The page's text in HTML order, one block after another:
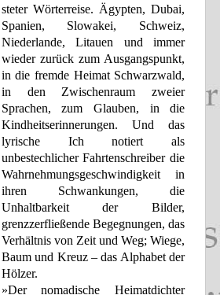
steter Wörterreise. Ägypten, Dubai,
Spanien, Slowakei, Schweiz,
Niederlande, Litauen und immer
wieder zurück zum Ausgangspunkt,
in die fremde Heimat Schwarzwald,
in den Zwischenraum zweier
Sprachen, zum Glauben, in die
Kindheitserinnerungen. Und das
lyrische Ich notiert als
unbestechlicher Fahrtenschreiber die
Wahrnehmungsgeschwindigkeit in
ihren Schwankungen, die
Unhaltbarkeit der Bilder,
grenzzerfließende Begegnungen, das
Verhältnis von Zeit und Weg; Wiege,
Baum und Kreuz – das Alphabet der
Hölzer.
»Der nomadische Heimatdichter